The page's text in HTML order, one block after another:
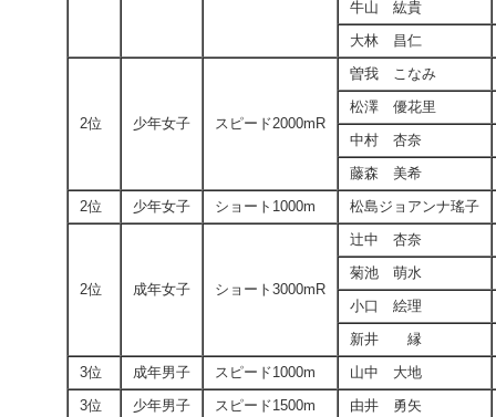
牛山 紘貴
大林 昌仁
2位 少年女子 スピード2000mR
曽我 こなみ
松澤 優花里
中村 杏奈
藤森 美希
2位
少年女子 ショート1000m 松島ジョアンナ瑤子
2位 成年女子 ショート3000mR
辻中 杏奈
菊池 萌水
小口 絵理
新井 縁
3位
成年男子 スピード1000m
山中 大地
3位
少年男子 スピード1500m
由井 勇矢